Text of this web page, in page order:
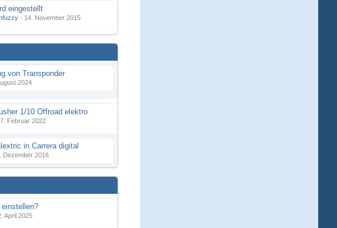
eingestellt
- 14. November 2015
von Transponder
2024
1/10 Offroad elektro
Februar 2022
in Carrera digital
Dezember 2016
April 2025